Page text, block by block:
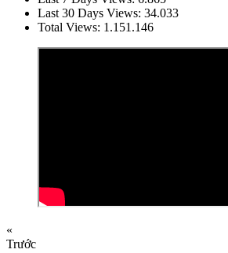
Last 30 Days Views: 34.033
Total Views: 1.151.146
«
Trước